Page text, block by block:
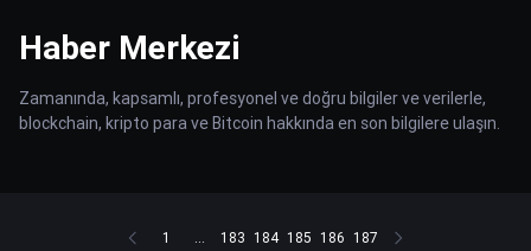
Haber Merkezi
Zamanında, kapsamlı, profesyonel ve doğru bilgiler ve verilerle,
blockchain, kripto para ve Bitcoin hakkında en son bilgilere ulaşın.
1 ... 183 184 185 186 187